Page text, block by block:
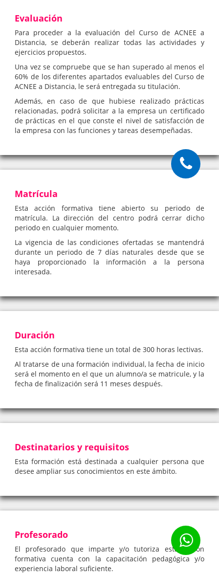
Evaluación
Para proceder a la evaluación del Curso de ACNEE a
Distancia, se deberán realizar todas las actividades y
ejercicios propuestos.
Una vez se compruebe que se han superado al menos el
60% de los diferentes apartados evaluables del Curso de
ACNEE a Distancia, le será entregada su titulación.
Además, en caso de que hubiese realizado prácticas
relacionadas, podrá solicitar a la empresa un certificado
de prácticas en el que conste el nivel de satisfacción de
la empresa con las funciones y tareas desempeñadas.
Matrícula
Esta acción formativa tiene abierto su periodo de
matrícula. La dirección del centro podrá cerrar dicho
periodo en cualquier momento.
La vigencia de las condiciones ofertadas se mantendrá
durante un periodo de 7 días naturales desde que se
haya proporcionado la información a la persona
interesada.
Duración
Esta acción formativa tiene un total de 300 horas lectivas.
Al tratarse de una formación individual, la fecha de inicio
será el momento en el que un alumno/a se matricule, y la
fecha de finalización será 11 meses después.
Destinatarios y requisitos
Esta formación está destinada a cualquier persona que
desee ampliar sus conocimientos en este ámbito.
Profesorado
El profesorado que imparte y/o tutoriza esta acción
formativa cuenta con la capacitación pedagógica y/o
experiencia laboral suficiente.